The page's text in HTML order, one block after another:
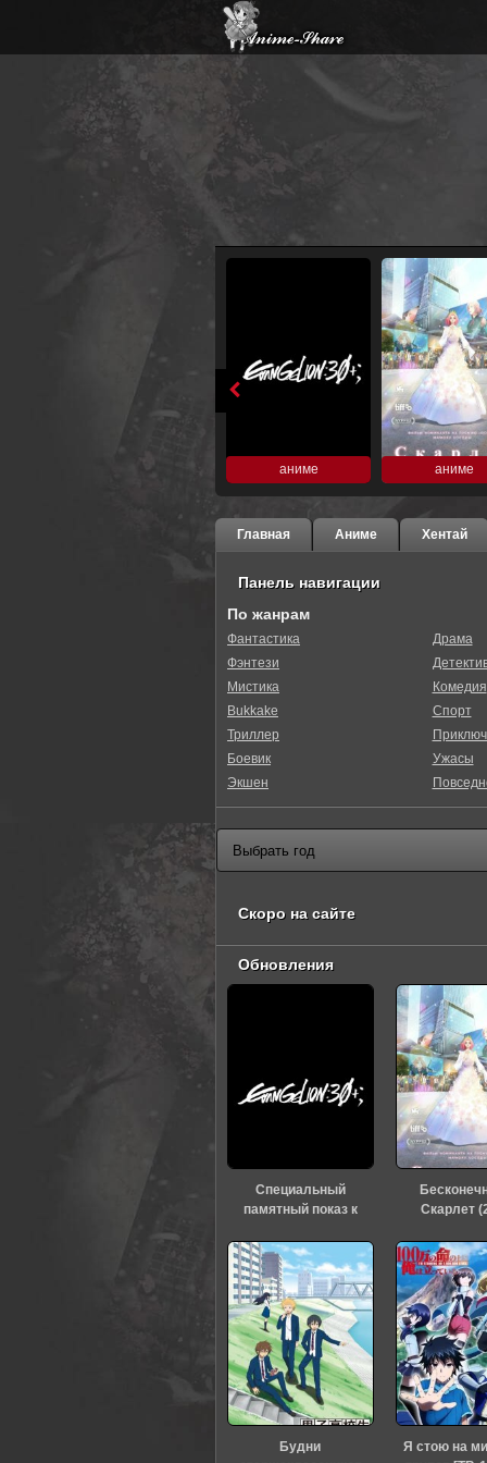
аниме аниме
Главная Аниме Хентай
Панель навигации
По жанрам
Фантастика
Фэнтези
Мистика
Bukkake
Триллер
Боевик
Экшен
Драма
Комедия
Спорт
Ужасы
Скоро на сайте
Обновления
Специальный
памятный показ к
«Евангелиона» (2026)
Скарлет
Будни
Я стою на